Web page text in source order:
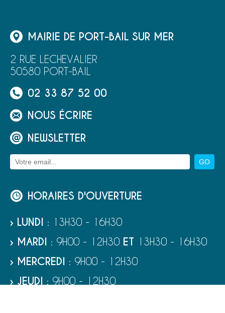
MAIRIE DE PORT-BAIL SUR MER
2 RUE LECHEVALIER
50580 PORT-BAIL
02 33 87 52 00
NOUS ÉCRIRE
NEWSLETTER
HORAIRES D'OUVERTURE
› LUNDI : 13H30 - 16H30
› MARDI : 9H00 - 12H30 ET 13H30 - 16H30
› MERCREDI : 9H00 - 12H30
› JEUDI : 9H00 - 12H30